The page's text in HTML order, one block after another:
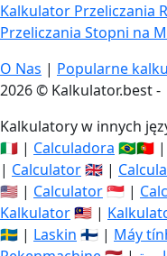
Kalkulator Przeliczania
Przeliczania Stopni na
O Nas | Popularne
2026 © Kalkulator.best -
Kalkulatory w innych
🇮🇹 | Calculadora 🇧🇷🇵🇹 |
| Calculator🇬🇧 |
🇺🇸 | Calculator🇸🇬 |
Kalkulator🇲🇾 |
🇸🇪 | Laskin 🇫🇮 | Máy